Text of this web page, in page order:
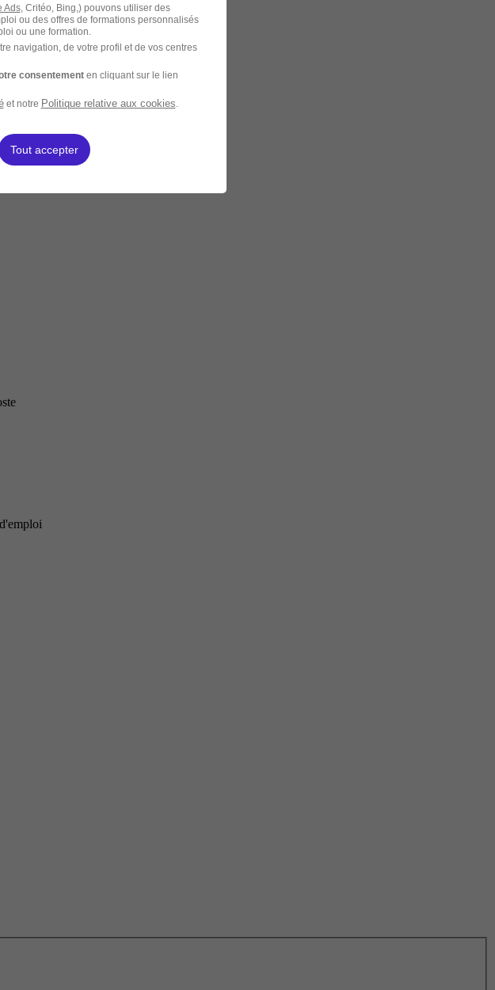
Ads, Critéo, Bing,) pouvons utiliser des
ou des offres de formations personnalisés
ou une formation.
navigation, de votre profil et de vos centres
consentementen cliquant sur le lien
et notre Politique relative aux cookies
Tout accepter